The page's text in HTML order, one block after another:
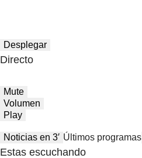
Desplegar
Directo
Mute
Volumen
Play
Noticias en 3′ Últimos programas
Estas escuchando